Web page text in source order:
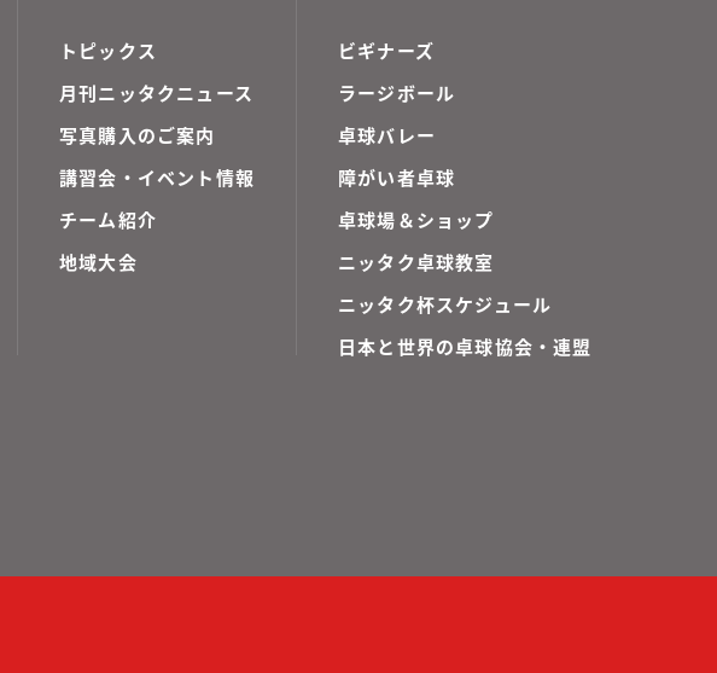
トピックス
月刊ニッタクニュース
写真購入のご案内
講習会・イベント情報
チーム紹介
地域大会
ビギナーズ
ラージボール
卓球バレー
障がい者卓球
卓球場＆ショップ
ニッタク卓球教室
ニッタク杯スケジュール
日本と世界の卓球協会・連盟